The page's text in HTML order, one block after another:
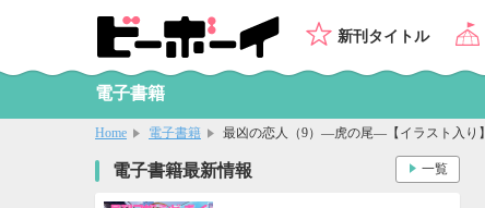
新刊タイトル
電子書籍
Home 電子書籍 最凶の恋人（9）―虎の尾―【イラスト入り】
電子書籍最新情報 一覧